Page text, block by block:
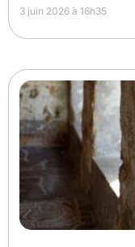
3 juin 2026 à 16h35